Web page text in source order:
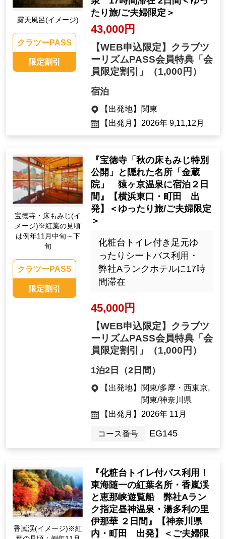
露天風呂(イメージ)
クラツーPASS
限定割引
たり旅/ご夫婦限定＞
43,000円
【WEB申込限定】クラブツ
ーリズムPASS会員特典「会
員限定割引」
（1,000円）
宿泊
【出発地】 関東
【出発月】 2026年 9,11,12月
宝徳寺・床もみじ(イ
メージ)※紅葉の見頃
は例年11月中旬～下
旬
クラツーPASS
限定割引
『宝徳寺「秋の床もみじ特別
公開」と隠れた名所「金蔵
院」 猿ヶ京温泉に宿泊２日
間』【横浜東口・町田 出
発】＜ゆったり旅/ご夫婦限定
＞
化粧台トイレ付き足元ゆ
ったりシートバス利用・
弊社Aランクホテルに17時
間滞在
45,000円
【WEB申込限定】クラブツ
ーリズムPASS会員特典「会
員限定割引」
（1,000円）
1泊2日（2日間）
【出発地】 関東/多摩・西東京,
関東/神奈川県
【出発月】 2026年 11月
コース番号 EG145
香嵐渓(イメージ)※紅
『化粧台トイレ付バス利用！
東海随一の紅葉名所・香嵐渓
と恵那峡遊覧船 弊社Aラン
ク指定昼神温泉・湯多利の里
伊那華 ２日間』【神奈川県
内・町田 出発】＜ご夫婦限